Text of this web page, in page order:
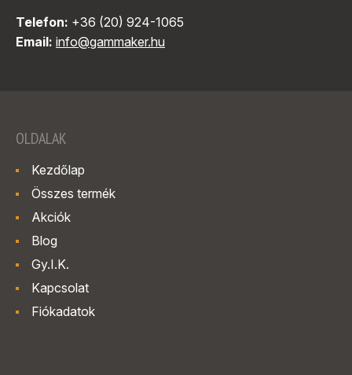
Telefon: +36 (20) 924-1065
Email: info@gammaker.hu
OLDALAK
Kezdőlap
Összes termék
Akciók
Blog
Gy.I.K.
Kapcsolat
Fiókadatok